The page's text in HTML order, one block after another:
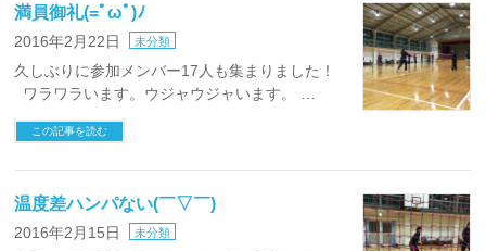
満員御礼(=ﾟωﾟ)ﾉ
2016年2月22日 未分類
久しぶりに参加メンバー17人も集まりました！
ワラワラいます。ウジャウジャいます。 …
この記事を読む
温度差ハンパない(￣▽￣)
2016年2月15日 未分類